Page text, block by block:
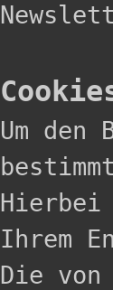
Um
Hierbei
Ihrem
Die von